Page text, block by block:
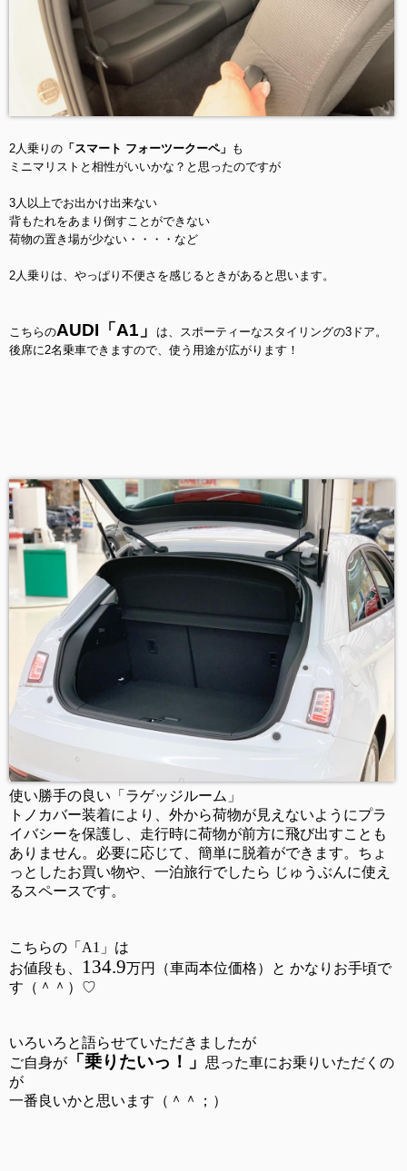
2人乗りの 「スマート フォーツークーペ」 も
ミニマリストと相性がいいかな？と思ったのですが
3人以上でお出かけ出来ない
背もたれをあまり倒すことができない
荷物の置き場が少ない・・・・など
2人乗りは、やっぱり不便さを感じるときがあると思います。
こちらのAUDI「A1」
は、スポーティーなスタイリングの3ドア。
後席に2名乗車できますので、使う用途が広がります！
使い勝手の良い「ラゲッジルーム」
トノカバー装着により、外から荷物が見えないようにプラ
イバシーを保護し、走行時に荷物が前方に飛び出すことも
ありません。必要に応じて、簡単に脱着ができます。 ちょ
っとしたお買い物や、一泊旅行でしたら じゅうぶんに使え
るスペースです。
こちらの「A1」は
お値段も、
134.9万円（車両本位価格）と かなりお手頃で
す（＾＾）♡
いろいろと語らせていただきましたが
ご自身が
「乗りたいっ！」
思った車にお乗りいただくの
が
一番良いかと思います（＾＾；）